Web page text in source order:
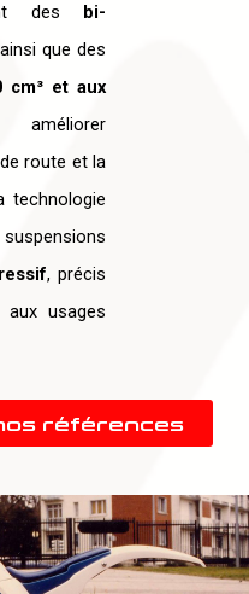
des bi-
ainsi que des
cm³ et aux
route et la
technologie
, précis
aux usages
références